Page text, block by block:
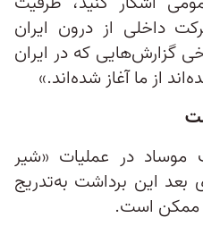
داخلی از درون ایران
گزارش‌هایی که در ایران
از ما آغاز شده‌اند.»
موساد در عملیات «شیر
بعد این برداشت به‌تدریج
ممکن است.